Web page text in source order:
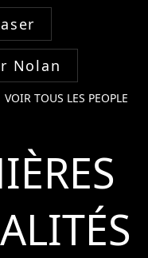
Nolan
VOIR TOUS LES PEOPLE